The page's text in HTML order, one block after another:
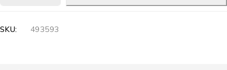
SKU: 493593